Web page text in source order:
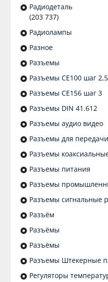
Радиодеталь
(203 737)
Радиолампы
Разное
Разъeмы
Разъeмы CE100 шаг
Разъeмы CE156 шаг 3
Разъeмы DIN 41.612
Разъeмы аудио видео
Разъeмы для
Разъeмы
Разъeмы питания
Разъeмы
Разъeмы сигнальные
Разъём
Разъёмы
Разъёмы
Разъемы Штекерные
Регуляторы